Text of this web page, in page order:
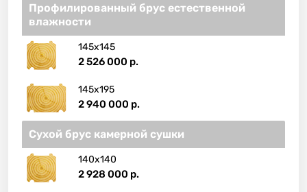
Профилированный брус естественной
влажности
145х145
2 526 000 р.
145х195
2 940 000 р.
Сухой брус камерной сушки
140х140
2 928 000 р.